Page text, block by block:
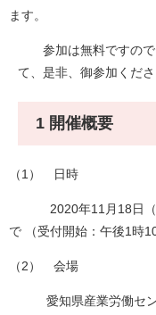
ます。
参加は無料ですので
て、是非、御参加くださ
1 開催概要
（1） 日時
2020年11月18日（水
で （受付開始：午後1時10
（2） 会場
愛知県産業労働セン